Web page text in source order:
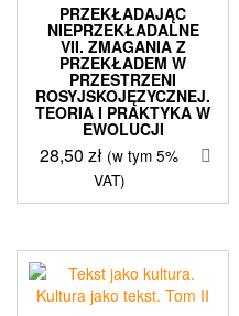
PRZEKŁADAJĄC
NIEPRZEKŁADALNE
VII. ZMAGANIA Z
PRZEKŁADEM W
PRZESTRZENI
ROSYJSKOJĘZYCZNEJ.
TEORIA I PRAKTYKA W
EWOLUCJI
28,50zł (w tym 5%
VAT)